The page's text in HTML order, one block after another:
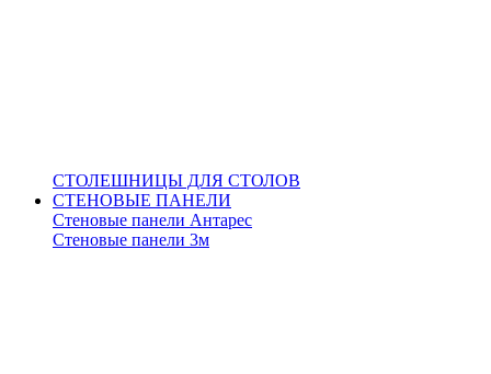
СТОЛЕШНИЦЫ ДЛЯ СТОЛОВ
СТЕНОВЫЕ ПАНЕЛИ
Стеновые панели Антарес
Стеновые панели 3м